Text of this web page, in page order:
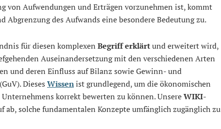
von Aufwendungen und Erträgen vorzunehmen ist, kommt
Abgrenzung des Aufwands eine besondere Bedeutung zu.
für diesen komplexen Begriff erklärtund erweitert wird,
Auseinandersetzung mit den verschiedenen Arten
und deren Einfluss auf Bilanz sowie Gewinn- und
Dieses Wissenist grundlegend, um die ökonomischen
korrekt bewerten zu können. UnsereWIKI-
ab, solche fundamentalen Konzepte umfänglich zugänglich zu